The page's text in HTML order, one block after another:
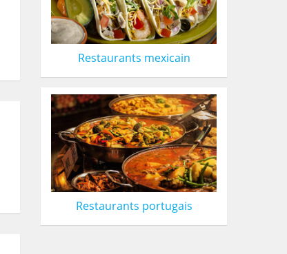
Restaurants mexicain
Restaurants portugais